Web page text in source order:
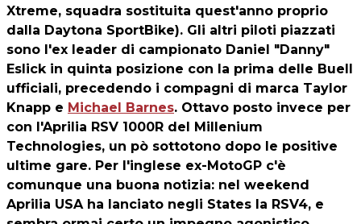
Xtreme, squadra sostituita quest'anno proprio
dalla Daytona SportBike). Gli altri piloti piazzati
sono l'ex leader di campionato Daniel "Danny"
Eslick in quinta posizione con la prima delle Buell
ufficiali, precedendo i compagni di marca Taylor
Knapp e Michael Barnes. Ottavo posto invece per
con l'Aprilia RSV 1000R del Millenium
Technologies, un pò sottotono dopo le positive
ultime gare. Per l'inglese ex-MotoGP c'è
comunque una buona notizia: nel weekend
Aprilia USA ha lanciato negli States la RSV4, e